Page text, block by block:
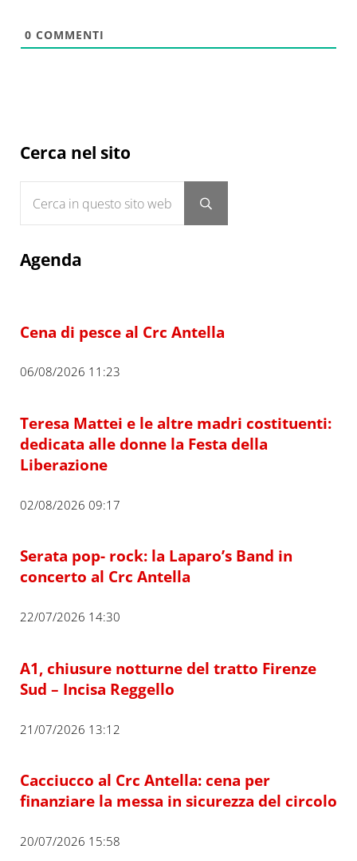
0 COMMENTI
Sidebar
Cerca nel sito
Submit search
Agenda
Cena di pesce al Crc Antella
06/08/2026 11:23
Teresa Mattei e le altre madri costituenti:
dedicata alle donne la Festa della
Liberazione
02/08/2026 09:17
Serata pop- rock: la Laparo’s Band in
concerto al Crc Antella
22/07/2026 14:30
A1, chiusure notturne del tratto Firenze
Sud – Incisa Reggello
21/07/2026 13:12
Cacciucco al Crc Antella: cena per
finanziare la messa in sicurezza del circolo
20/07/2026 15:58